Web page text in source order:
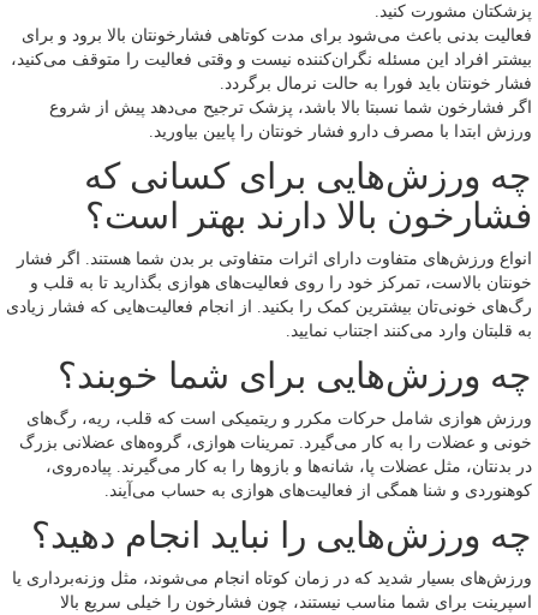
پزشکتان مشورت کنید.
فعالیت بدنی باعث می‌شود برای مدت کوتاهی فشارخونتان بالا برود و برای
بیشتر افراد این مسئله نگران‌کننده نیست و وقتی فعالیت را متوقف می‌کنید،
فشار خونتان باید فورا به حالت نرمال برگردد.
اگر فشارخون شما نسبتا بالا باشد، پزشک ترجیح می‌دهد پیش از شروع
ورزش ابتدا با مصرف دارو فشار خونتان را پایین بیاورید.
چه ورزش‌هایی برای کسانی که
فشارخون بالا دارند بهتر است؟
انواع ورزش‌های متفاوت دارای اثرات متفاوتی بر بدن شما هستند. اگر فشار
خونتان بالاست، تمرکز خود را روی فعالیت‌های هوازی بگذارید تا به قلب و
رگ‌های خونی‌تان بیشترین کمک را بکنید. از انجام فعالیت‌هایی که فشار زیادی
به قلبتان وارد می‌کنند اجتناب نمایید.
چه ورزش‌هایی برای شما خوبند؟
ورزش هوازی شامل حرکات مکرر و ریتمیکی است که قلب، ریه، رگ‌های
خونی و عضلات را به کار می‌گیرد. تمرینات هوازی، گروه‌های عضلانی بزرگ
در بدنتان، مثل عضلات پا، شانه‌ها و بازوها را به کار می‌گیرند. پیاده‌روی،
کوهنوردی و شنا همگی از فعالیت‌های هوازی به حساب می‌آیند.
چه ورزش‌هایی را نباید انجام دهید؟
ورزش‌های بسیار شدید که در زمان کوتاه انجام می‌شوند، مثل وزنه‌برداری یا
اسپرینت برای شما مناسب نیستند، چون فشارخون را خیلی سریع بالا